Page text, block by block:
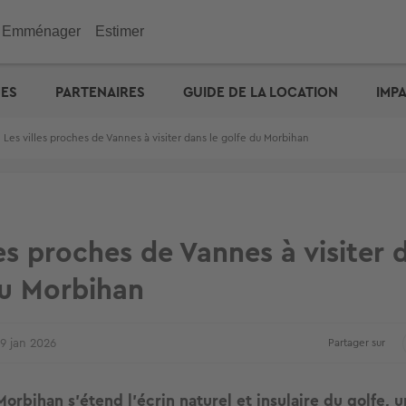
: capacité d'emprunt
Investir
Défiscalisation
Outils
Check-lists location
maison
Outils
Dossier Loi Pinel
prêt � taux zéro
Estimez vos frais de
Emménager
ENGIE : déménagez facile
Estimer
appartement
Outils
Estimation appartement
PARTENAIRES GUIDE DE LA LOCATION
Les villes proches de Vannes à visiter dans le golfe du Morbihan
proches de Vannes à visiter
Morbihan
jan 2026 Partager sur
s’étend l’écrin naturel et insulaire du golfe,